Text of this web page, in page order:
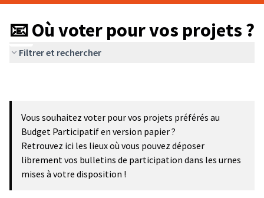
📧 Où voter pour vos projets ?
Filtrer et rechercher
Vous souhaitez voter pour vos projets préférés au
Budget Participatif en version papier ?
Retrouvez ici les lieux où vous pouvez déposer
librement vos bulletins de participation dans les urnes
mises à votre disposition !